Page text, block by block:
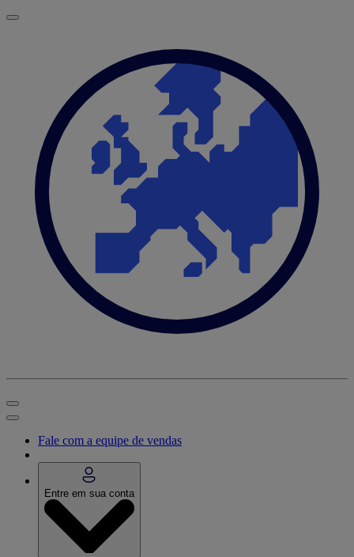
Fale com a equipe de vendas
Entre em sua conta